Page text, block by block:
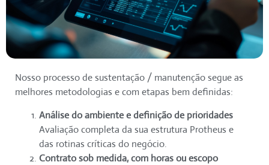
Nosso processo de sustentação / manutenção segue as
melhores metodologias e com etapas bem definidas:
Análise do ambiente e definição de prioridades
Avaliação completa da sua estrutura Protheus e
das rotinas críticas do negócio.
Contrato sob medida, com horas ou escopo